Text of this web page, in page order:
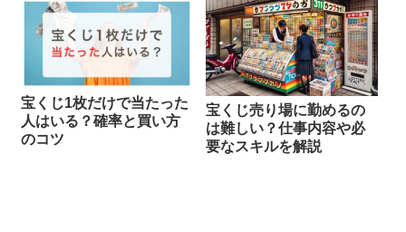
宝くじ1枚だけで当たった
人はいる？確率と買い方
のコツ
宝くじ売り場に勤めるの
は難しい？仕事内容や必
要なスキルを解説